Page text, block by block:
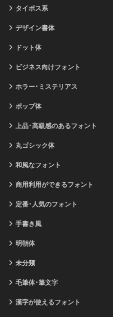
タイポス系
デザイン書体
ドット体
ビジネス向けフォント
ホラー･ミステリアス
ポップ体
上品･高級感のあるフォント
丸ゴシック体
和風なフォント
商用利用ができるフォント
定番･人気のフォント
手書き風
明朝体
未分類
毛筆体･筆文字
漢字が使えるフォント